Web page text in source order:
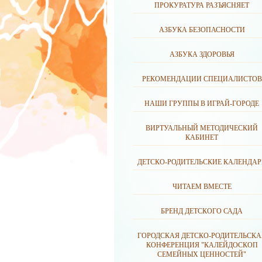
ПРОКУРАТУРА РАЗЪЯСНЯЕТ
АЗБУКА БЕЗОПАСНОСТИ
АЗБУКА ЗДОРОВЬЯ
РЕКОМЕНДАЦИИ СПЕЦИАЛИСТОВ
НАШИ ГРУППЫ В ИГРАЙ-ГОРОДЕ
ВИРТУАЛЬНЫЙ МЕТОДИЧЕСКИЙ
КАБИНЕТ
ДЕТСКО-РОДИТЕЛЬСКИЕ
ЧИТАЕМ ВМЕСТЕ
БРЕНД ДЕТСКОГО САДА
ГОРОДСКАЯ ДЕТСКО-
КОНФЕРЕНЦИЯ "КАЛЕЙДОСКОП
СЕМЕЙНЫХ ЦЕННОСТЕЙ"